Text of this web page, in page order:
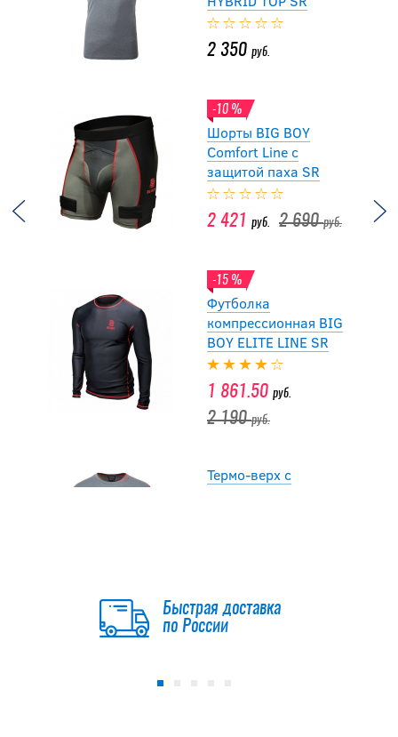
2 350 руб.
-10 %
Шорты BIG BOY
Comfort Line с
защитой паха SR
2 421 руб. 2 690руб.
-15 %
Футболка
компрессионная BIG
BOY ELITE LINE SR
1 861.50 руб.
2 190руб.
Термо-верх с
Быстрая доставка
по России